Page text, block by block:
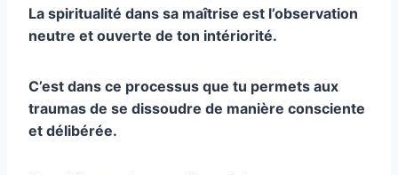
La spiritualité dans sa maîtrise est l’observation
neutre et ouverte de ton intériorité.
C’est dans ce processus que tu permets aux
traumas de se dissoudre de manière consciente
et délibérée.